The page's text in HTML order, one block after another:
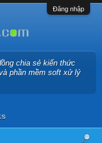
Đăng nhập
chia sẻ kiến thức
phần mềm soft xử lý